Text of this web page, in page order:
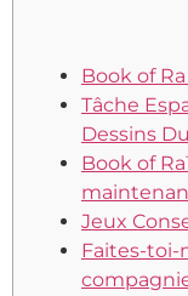
Book of
Tâche
Dessins
Book of
Jeux
Faites-toi-